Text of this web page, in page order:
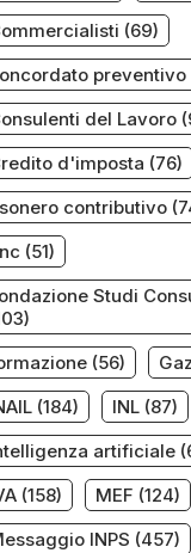
(69)
preventivo
del Lavoro
d'imposta (76)
contributivo
(51)
Studi
(56)
(184) INL(87)
artificiale
(158) MEF (124)
INPS (457)